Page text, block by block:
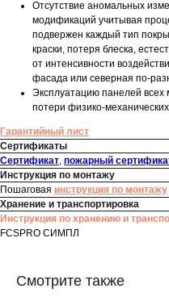
Отсутствие аномальных
модификаций учитывая
подвержен каждый тип
краски, потеря блеска,
от интенсивности
фасада или северная по-
Эксплуатацию панелей всех
потери физико-
Гарантийный лист
Сертификаты
Сертификат, пожарный
Инструкция по монтажу
Пошаговая инструкция по монтажу
Хранение и транспортировка
Инструкция по хранению и
FCSPRO СИМПЛ
Смотрите также